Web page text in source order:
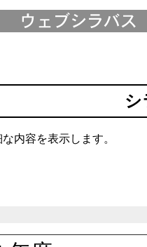
シ
内容を表示します。